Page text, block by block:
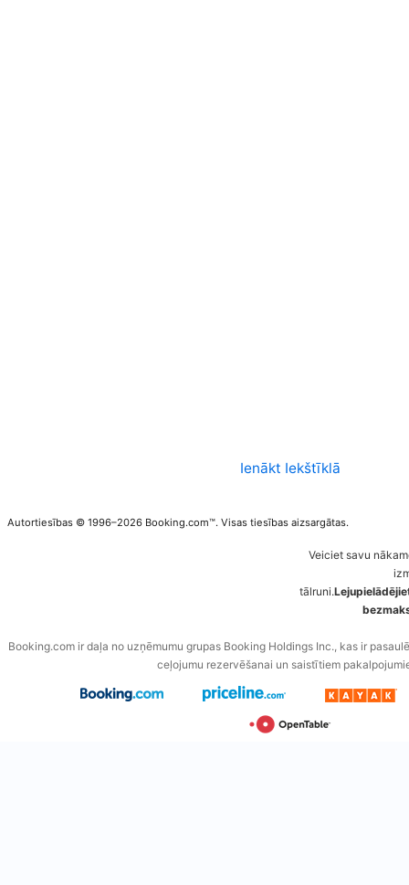
Ienākt Iekštīklā
Autortiesības © 1996–2026 Booking.com™. Visas tiesības aizsargātas.
Veiciet savu
tālruni.
Booking.com ir daļa no uzņēmumu grupas Booking Holdings Inc., kas ir
ceļojumu rezervēšanai un saistītiem